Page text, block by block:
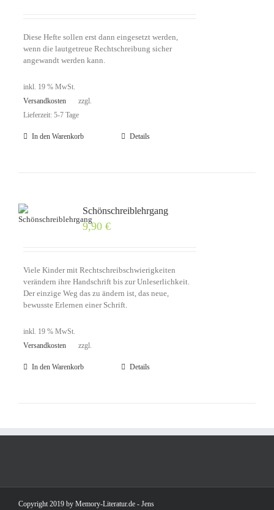
Diese Hefte sollen erst dann eingesetzt werden,
wenn die lautgetreue Rechtschreibung sicher
angewandt werden kann.
inkl. 19 % MwSt.
zzgl.
Versandkosten
Lieferzeit: 5-7 Tage
In den Warenkorb Details
Schönschreiblehrgang
9,90 €
Viele Kinder mit Rechtschreibschwierigkeiten
verändern ihre Handschrift bis zur Unleserlichkeit.
Der einzige Weg das zu ändern ist, das neue,
bewusste Erlernen einer Schrift.
inkl. 19 % MwSt.
zzgl.
Versandkosten
In den Warenkorb Details
Copyright 2019 by Memory-Literatur.de - Jens